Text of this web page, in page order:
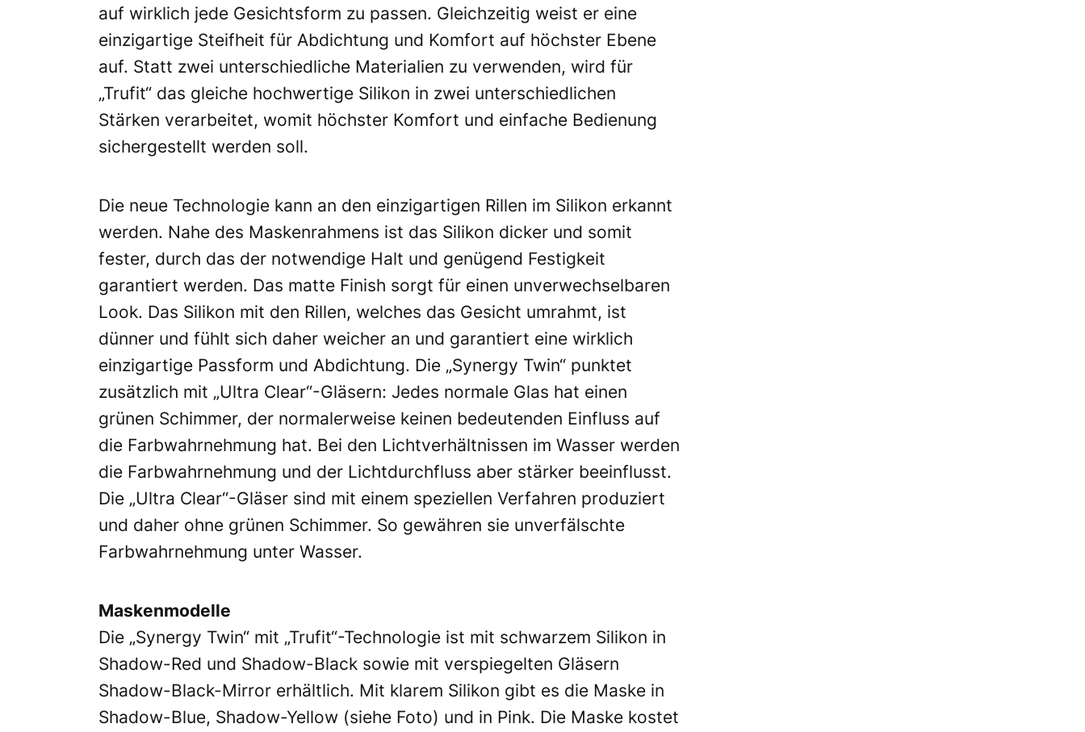
auf wirklich jede Gesichtsform zu passen. Gleichzeitig weist er eine
einzigartige Steifheit für Abdichtung und Komfort auf höchster Ebene
auf. Statt zwei unterschiedliche Materialien zu verwenden, wird für
„Trufit“ das gleiche hochwertige Silikon in zwei unterschiedlichen
Stärken verarbeitet, womit höchster Komfort und einfache Bedienung
sichergestellt werden soll.
Die neue Technologie kann an den einzigartigen Rillen im Silikon erkannt
werden. Nahe des Maskenrahmens ist das Silikon dicker und somit
fester, durch das der notwendige Halt und genügend Festigkeit
garantiert werden. Das matte Finish sorgt für einen unverwechselbaren
Look. Das Silikon mit den Rillen, welches das Gesicht umrahmt, ist
dünner und fühlt sich daher weicher an und garantiert eine wirklich
einzigartige Passform und Abdichtung. Die „Synergy Twin“ punktet
zusätzlich mit „Ultra Clear“-Gläsern: Jedes normale Glas hat einen
grünen Schimmer, der normalerweise keinen bedeutenden Einfluss auf
die Farbwahrnehmung hat. Bei den Lichtverhältnissen im Wasser werden
die Farbwahrnehmung und der Lichtdurchfluss aber stärker beeinflusst.
Die „Ultra Clear“-Gläser sind mit einem speziellen Verfahren produziert
und daher ohne grünen Schimmer. So gewähren sie unverfälschte
Farbwahrnehmung unter Wasser.
Maskenmodelle
Die „Synergy Twin“ mit „Trufit“-Technologie ist mit schwarzem Silikon in
Shadow-Red und Shadow-Black sowie mit verspiegelten Gläsern
Shadow-Black-Mirror erhältlich. Mit klarem Silikon gibt es die Maske in
Shadow-Blue, Shadow-Yellow (siehe Foto) und in Pink. Die Maske kostet